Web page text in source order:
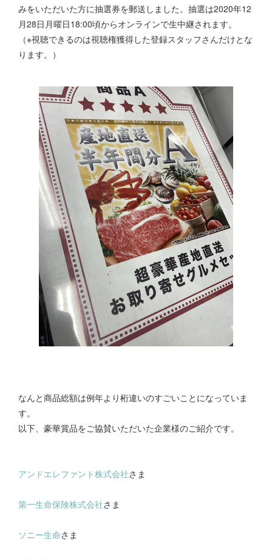
みをいただいた方に抽選券を郵送しました。抽選は2020年12
月28日月曜日18:00頃からオンラインで生中継されます。
（※視聴できるのは視聴権獲得した登録スタッフさんだけとな
ります。）
なんと商品総額は例年より桁違いのすごいことになっていま
す。
以下、豪華賞品をご協賛いただいた企業様のご紹介です。
アンドエレファント株式会社さま
第一生命保険株式会社さま
ソニー生命さま